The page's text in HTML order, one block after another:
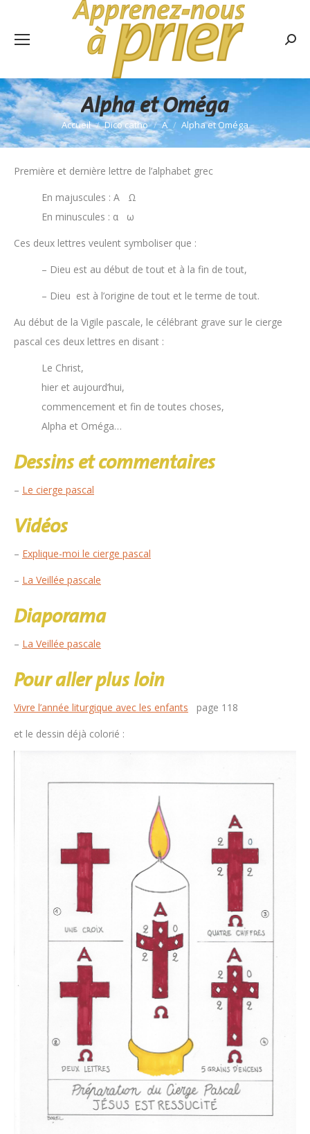
Alpha et Oméga
Vous êtes ici :
Accueil Dico catho A Alpha et Oméga
Première et dernière lettre de l’alphabet grec
En majuscules : Α Ω
En minuscules : α ω
Ces deux lettres veulent symboliser que :
– Dieu est au début de tout et à la fin de tout,
– Dieu est à l’origine de tout et le terme de tout.
Au début de la Vigile pascale, le célébrant grave sur le cierge
pascal ces deux lettres en disant :
Le Christ,
hier et aujourd’hui,
commencement et fin de toutes choses,
Alpha et Oméga…
Dessins et commentaires
– Le cierge pascal
Vidéos
– Explique-moi le cierge pascal
– La Veillée pascale
Diaporama
– La Veillée pascale
Pour aller plus loin
Vivre l’année liturgique avec les enfants page 118
et le dessin déjà colorié :